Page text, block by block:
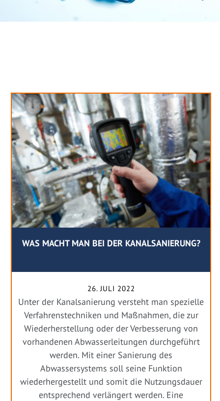
WAS MACHT MAN BEI DER KANALSANIERUNG?
26. JULI 2022
Unter der Kanalsanierung versteht man spezielle
Verfahrenstechniken und Maßnahmen, die zur
Wiederherstellung oder der Verbesserung von
vorhandenen Abwasserleitungen durchgeführt
werden. Mit einer Sanierung des
Abwassersystems soll seine Funktion
wiederhergestellt und somit die Nutzungsdauer
entsprechend verlängert werden. Eine